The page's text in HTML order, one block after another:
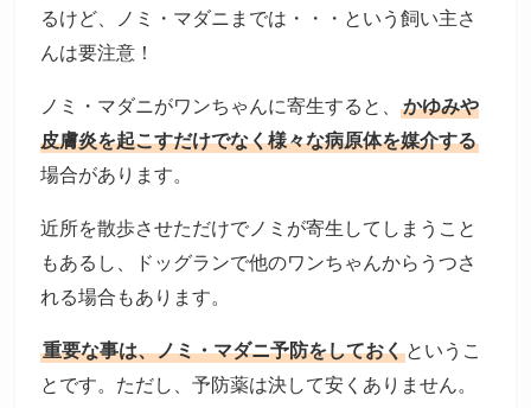
るけど、ノミ・マダニまでは・・・という飼い主さ
んは要注意！
ノミ・マダニがワンちゃんに寄生すると、
かゆみや
皮膚炎を起こすだけでなく様々な病原体を媒介する
場合があります。
近所を散歩させただけでノミが寄生してしまうこと
もあるし、ドッグランで他のワンちゃんからうつさ
れる場合もあります。
重要な事は、ノミ・マダニ予防をしておくというこ
とです。ただし、予防薬は決して安くありません。